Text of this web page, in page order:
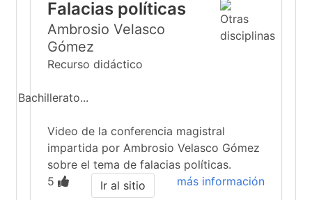
Falacias políticas
Ambrosio Velasco
Gómez
Recurso didáctico
Bachillerato...
Video de la conferencia magistral
impartida por Ambrosio Velasco Gómez
sobre el tema de falacias políticas.
5
más información
Ir al sitio